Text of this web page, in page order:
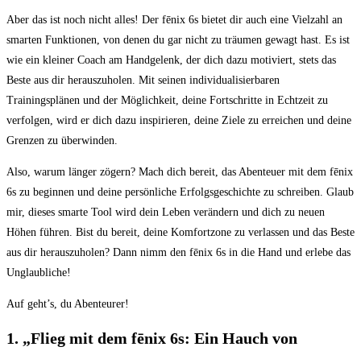
Aber das ist noch nicht alles!‍ Der fēnix 6s bietet dir ⁤auch eine Vielzahl an
smarten Funktionen, ​von denen du gar nicht zu träumen gewagt‌ hast. Es ​ist​
wie ein kleiner Coach am ‍Handgelenk, der dich​ dazu motiviert,⁣ stets das
Beste aus dir herauszuholen.‌ Mit ‍seinen ⁣individualisierbaren⁣
Trainingsplänen und ⁣der Möglichkeit, deine⁤ Fortschritte in Echtzeit zu
verfolgen, ⁢wird er dich dazu inspirieren, deine Ziele zu‌ erreichen und deine
Grenzen zu überwinden.
Also, ‌warum länger zögern? ‌Mach ⁤dich bereit, das ‌Abenteuer mit‌ dem fēnix
6s zu beginnen und deine ⁣persönliche Erfolgsgeschichte⁤ zu schreiben. Glaub
mir, ‌dieses smarte Tool wird dein ​Leben ⁢verändern und dich ⁣zu ⁢neuen
Höhen führen. Bist du bereit, deine Komfortzone⁢ zu verlassen und ‌das Beste
aus dir⁢ herauszuholen? ​Dann nimm den fēnix 6s in‌ die Hand und erlebe das
Unglaubliche!
Auf⁢ geht’s, du Abenteurer!
1. „Flieg⁤ mit dem fēnix ‌6s: Ein Hauch von‍